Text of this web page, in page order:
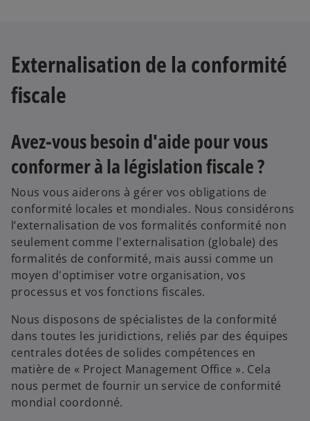
Externalisation de la conformité
fiscale
Avez-vous besoin d'aide pour vous
conformer à la législation fiscale ?
Nous vous aiderons à gérer vos obligations de
conformité locales et mondiales. Nous considérons
l’externalisation de vos formalités conformité non
seulement comme l'externalisation (globale) des
formalités de conformité, mais aussi comme un
moyen d'optimiser votre organisation, vos
processus et vos fonctions fiscales.
Nous disposons de spécialistes de la conformité
dans toutes les juridictions, reliés par des équipes
centrales dotées de solides compétences en
matière de « Project Management Office ». Cela
nous permet de fournir un service de conformité
mondial coordonné.